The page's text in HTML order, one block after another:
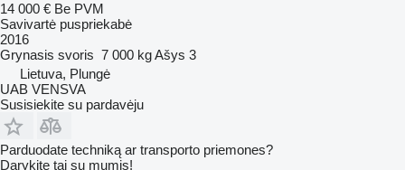
14 000 € Be PVM
Savivartė puspriekabė
2016
Grynasis svoris 7 000 kgAšys 3
Lietuva, Plungė
UAB VENSVA
Susisiekite su pardavėju
Parduodate techniką ar transporto priemones?
Darykite tai su mumis!